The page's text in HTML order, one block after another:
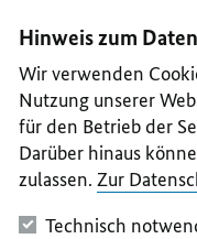
II
III
IV
V
Hinweis zum
Wir verwenden
Nutzung unserer
für den Betrieb der
Darüber hinaus
zulassen. Zur
Technisch